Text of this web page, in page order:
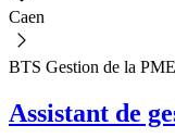
Caen
BTS Gestion de la
Assistant de